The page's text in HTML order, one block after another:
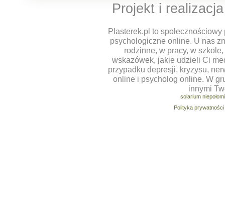
Projekt i
Plasterek.pl to
psychologiczne online. U nas
rodzinne, w pracy, w
wskazówek, jakie udzieli Ci
przypadku depresji, kryzysu,
online i psycholog online. W
innymi
solarium
Polityka prywatności